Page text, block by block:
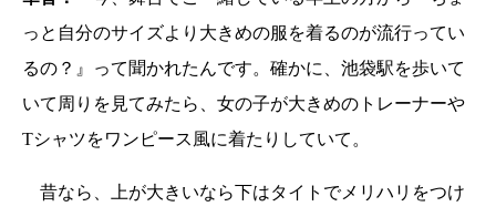
っと自分のサイズより大きめの服を着るのが流行ってい
るの？』って聞かれたんです。確かに、池袋駅を歩いて
いて周りを見てみたら、女の子が大きめのトレーナーや
Tシャツをワンピース風に着たりしていて。
昔なら、上が大きいなら下はタイトでメリハリをつけ